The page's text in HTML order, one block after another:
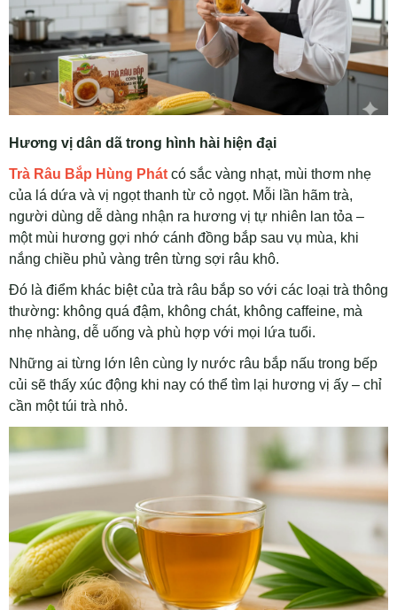
Hương vị dân dã trong hình hài hiện đại
Trà Râu Bắp Hùng Phát có sắc vàng nhạt, mùi thơm nhẹ
của lá dứa và vị ngọt thanh từ cỏ ngọt. Mỗi lần hãm trà,
người dùng dễ dàng nhận ra hương vị tự nhiên lan tỏa –
một mùi hương gợi nhớ cánh đồng bắp sau vụ mùa, khi
nắng chiều phủ vàng trên từng sợi râu khô.
Đó là điểm khác biệt của trà râu bắp so với các loại trà thông
thường: không quá đậm, không chát, không caffeine, mà
nhẹ nhàng, dễ uống và phù hợp với mọi lứa tuổi.
Những ai từng lớn lên cùng ly nước râu bắp nấu trong bếp
củi sẽ thấy xúc động khi nay có thể tìm lại hương vị ấy – chỉ
cần một túi trà nhỏ.